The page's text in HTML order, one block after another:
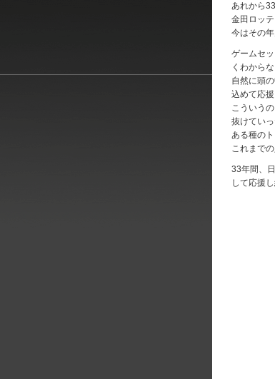
あれから33
金田ロッ
今はその
ゲームセ
くわから
自然に頭
込めて応
こういう
抜けていっ
ある種の
これまで
33年間、
して応援